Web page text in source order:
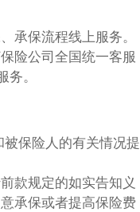
承保流程线上服务。
险公司全国统一客服
务。
保险人的有关情况提
款规定的如实告知义
承保或者提高保险费